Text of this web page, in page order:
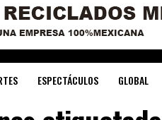
ESPECTÁCULOS GLOBAL